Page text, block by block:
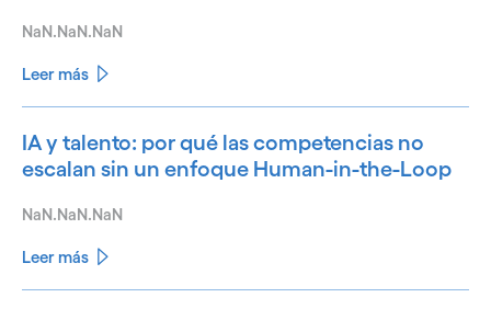
NaN.NaN.NaN
Leer más
IA y talento: por qué las competencias no
escalan sin un enfoque Human-in-the-Loop
NaN.NaN.NaN
Leer más